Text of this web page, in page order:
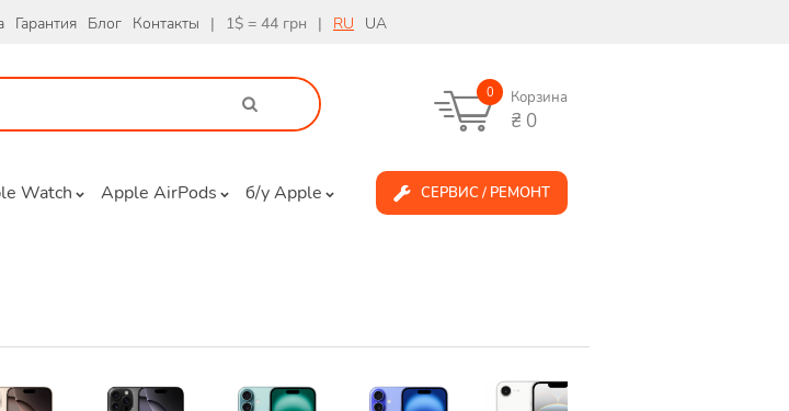
Гарантия Блог Контакты | 1$ = 44 грн | RU UA
0 Корзина
₴ 0
Watch Apple AirPods б/у Apple СЕРВИС / РЕМОНТ